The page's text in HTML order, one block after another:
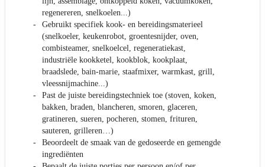
regenereren, snelkoelen...)
Gebruikt specifiek kook- en bereidingsmaterieel
(snelkoeler, keukenrobot, groentesnijder, oven,
combisteamer, snelkoelcel, regeneratiekast,
industriële kookketel, kookblok, kookplaat,
braadslede, bain-marie, staafmixer, warmkast, grill,
vleessnijmachine...)
Past de juiste bereidingstechniek toe (stoven, koken,
bakken, braden, blancheren, smoren, glaceren,
gratineren, sueren, pocheren, stomen, frituren,
sauteren, grilleren…)
Beoordeelt de smaak van de gedoseerde en gemengde
ingrediënten